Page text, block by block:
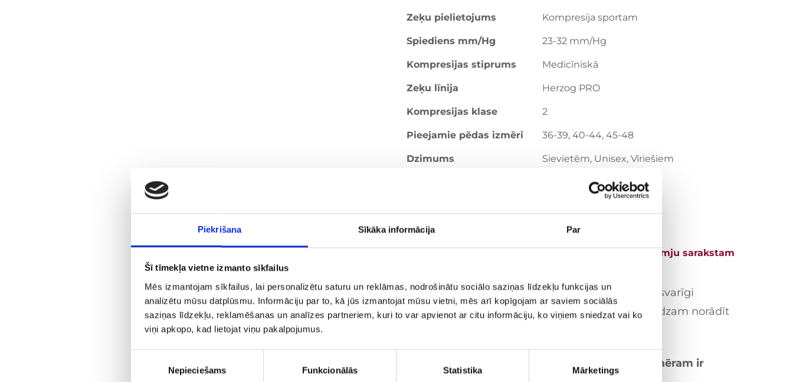
Piekrišana Sīkāka informācija Par
Šī tīmekļa vietne izmanto sīkfailus
Mēs izmantojam sīkfailus, lai personalizētu saturu un reklāmas, nodrošinātu sociālo saziņas līdzekļu funkcijas un
analizētu mūsu datplūsmu. Informāciju par to, kā jūs izmantojat mūsu vietni, mēs arī kopīgojam ar saviem sociālās
saziņas līdzekļu, reklamēšanas un analīzes partneriem, kuri to var apvienot ar citu informāciju, ko viņiem sniedzat vai ko
viņi apkopo, kad lietojat viņu pakalpojumus.
Nepieciešams Funkcionālās Statistika Mārketings
Zeķu pielietojums Kompresija sportam
Spiediens mm/Hg 23-32 mm/Hg
Kompresijas stiprums Medicīniskā
Zeķu līnija Herzog PRO
Kompresijas klase 2
Pieejamie pēdas izmēri 36-39, 40-44, 45-48
Dzimums Sievietēm, Unisex, Vīriešiem
Melnas, Rozā
Pievienot vēlmju sarakstam
Lai kompresijas zeķes pildītu savu funkciju, ļoti svarīgi
iegādāties tās ar konkrētiem izmēriem, tādēļ lūdzam norādīt
Ņemot mērus, mērlentu pievilkt cieši, apkārtmēram ir